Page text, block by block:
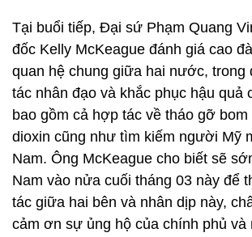
Tại buổi tiếp, Đại sứ Phạm Quang
đốc Kelly McKeague đánh giá cao
quan hệ chung giữa hai nước, trong
tác nhân đạo và khắc phục hậu quả
bao gồm cả hợp tác về tháo gỡ
dioxin cũng như tìm kiếm người Mỹ
Nam. Ông McKeague cho biết sẽ
Nam vào nửa cuối tháng 03 này để
tác giữa hai bên và nhân dịp này,
cảm ơn sự ủng hộ của chính phủ và